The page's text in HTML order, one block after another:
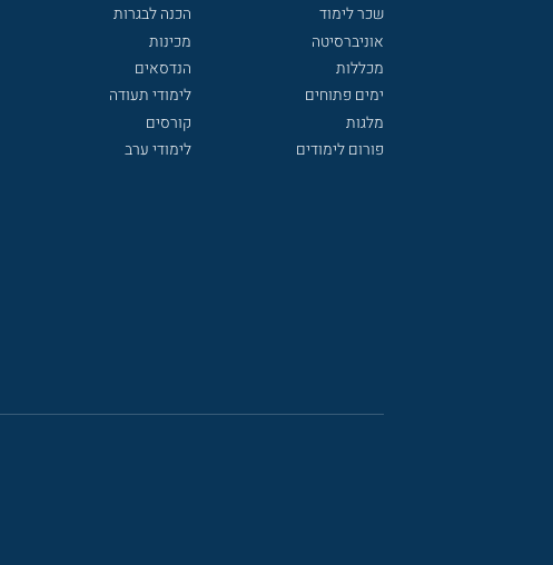
שכר לימוד
אוניברסיטה
מכללות
ימים פתוחים
מלגות
פורום לימודים
הכנה לבגרות
מכינות
הנדסאים
לימודי תעודה
קורסים
לימודי ערב